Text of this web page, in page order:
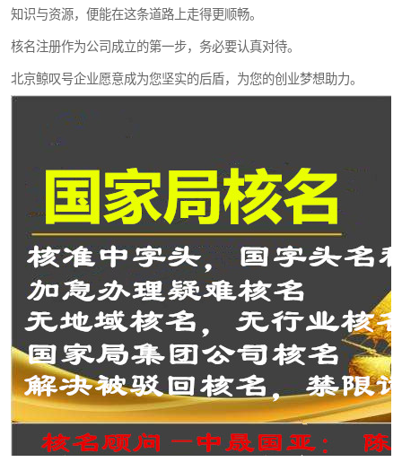
知识与资源，便能在这条道路上走得更顺畅。
核名注册作为公司成立的第一步，务必要认真对待。
北京鲸叹号企业愿意成为您坚实的后盾，为您的创业梦想助力。